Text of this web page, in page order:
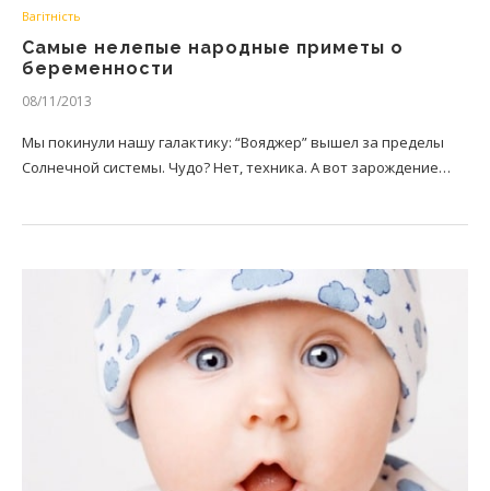
Вагітність
Самые нелепые народные приметы о
беременности
08/11/2013
Мы покинули нашу галактику: “Вояджер” вышел за пределы
Солнечной системы. Чудо? Нет, техника. А вот зарождение…